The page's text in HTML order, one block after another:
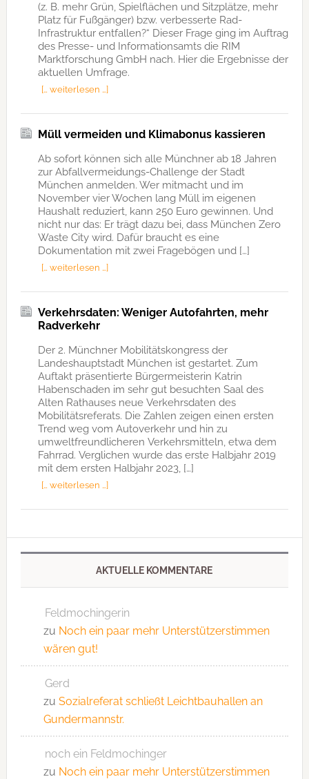
(z. B. mehr Grün, Spielflächen und Sitzplätze, mehr
Platz für Fußgänger) bzw. verbesserte Rad-
Infrastruktur entfallen?“ Dieser Frage ging im Auftrag
des Presse- und Informationsamts die RIM
Marktforschung GmbH nach. Hier die Ergebnisse der
aktuellen Umfrage.
[… weiterlesen …]
Müll vermeiden und Klimabonus kassieren
Ab sofort können sich alle Münchner ab 18 Jahren
zur Abfallvermeidungs-Challenge der Stadt
München anmelden. Wer mitmacht und im
November vier Wochen lang Müll im eigenen
Haushalt reduziert, kann 250 Euro gewinnen. Und
nicht nur das: Er trägt dazu bei, dass München Zero
Waste City wird. Dafür braucht es eine
Dokumentation mit zwei Fragebögen und […]
[… weiterlesen …]
Verkehrsdaten: Weniger Autofahrten, mehr
Radverkehr
Der 2. Münchner Mobilitätskongress der
Landeshauptstadt München ist gestartet. Zum
Auftakt präsentierte Bürgermeisterin Katrin
Habenschaden im sehr gut besuchten Saal des
Alten Rathauses neue Verkehrsdaten des
Mobilitätsreferats. Die Zahlen zeigen einen ersten
Trend weg vom Autoverkehr und hin zu
umweltfreundlicheren Verkehrsmitteln, etwa dem
Fahrrad. Verglichen wurde das erste Halbjahr 2019
mit dem ersten Halbjahr 2023, […]
[… weiterlesen …]
AKTUELLE KOMMENTARE
Feldmochingerin
zu Noch ein paar mehr Unterstützerstimmen
wären gut!
Gerd
zu Sozialreferat schließt Leichtbauhallen an
Gundermannstr.
noch ein Feldmochinger
zu Noch ein paar mehr Unterstützerstimmen